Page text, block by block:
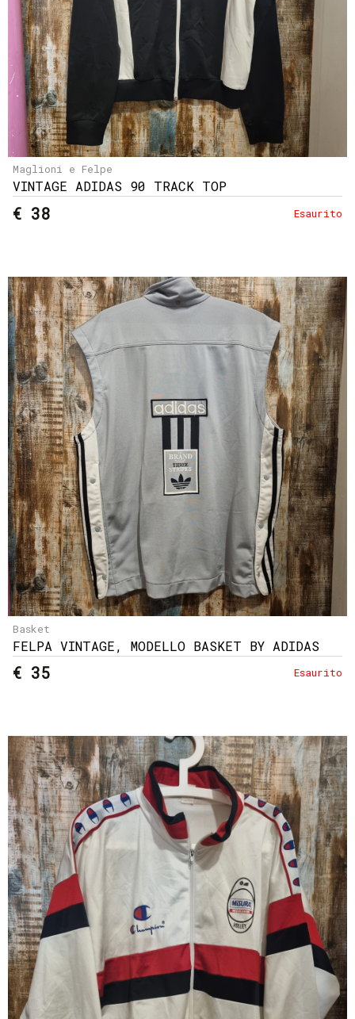
Maglioni e Felpe
VINTAGE ADIDAS 90 TRACK TOP
€ 38 Esaurito
Basket
FELPA VINTAGE, MODELLO BASKET BY ADIDAS
€ 35 Esaurito